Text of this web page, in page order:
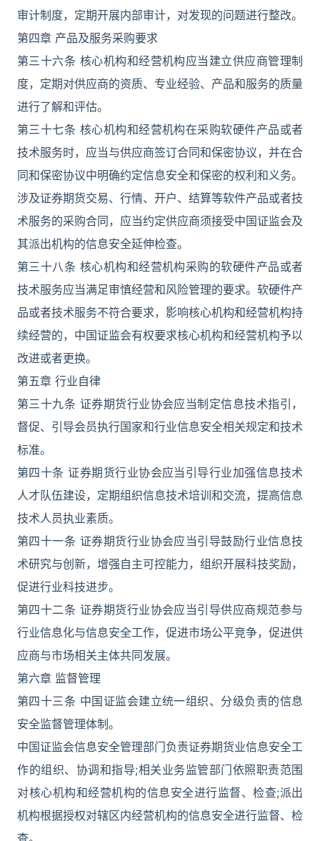
审计制度，定期开展内部审计，对发现的问题进行整改。
第四章 产品及服务采购要求
第三十六条 核心机构和经营机构应当建立供应商管理制
度，定期对供应商的资质、专业经验、产品和服务的质量
进行了解和评估。
第三十七条 核心机构和经营机构在采购软硬件产品或者
技术服务时，应当与供应商签订合同和保密协议，并在合
同和保密协议中明确约定信息安全和保密的权利和义务。
涉及证券期货交易、行情、开户、结算等软件产品或者技
术服务的采购合同，应当约定供应商须接受中国证监会及
其派出机构的信息安全延伸检查。
第三十八条 核心机构和经营机构采购的软硬件产品或者
技术服务应当满足审慎经营和风险管理的要求。软硬件产
品或者技术服务不符合要求，影响核心机构和经营机构持
续经营的，中国证监会有权要求核心机构和经营机构予以
改进或者更换。
第五章 行业自律
第三十九条 证券期货行业协会应当制定信息技术指引，
督促、引导会员执行国家和行业信息安全相关规定和技术
标准。
第四十条 证券期货行业协会应当引导行业加强信息技术
人才队伍建设，定期组织信息技术培训和交流，提高信息
技术人员执业素质。
第四十一条 证券期货行业协会应当引导鼓励行业信息技
术研究与创新，增强自主可控能力，组织开展科技奖励，
促进行业科技进步。
第四十二条 证券期货行业协会应当引导供应商规范参与
行业信息化与信息安全工作，促进市场公平竞争，促进供
应商与市场相关主体共同发展。
第六章 监督管理
第四十三条 中国证监会建立统一组织、分级负责的信息
安全监督管理体制。
中国证监会信息安全管理部门负责证券期货业信息安全工
作的组织、协调和指导;相关业务监管部门依照职责范围
对核心机构和经营机构的信息安全进行监督、检查;派出
机构根据授权对辖区内经营机构的信息安全进行监督、检
查。